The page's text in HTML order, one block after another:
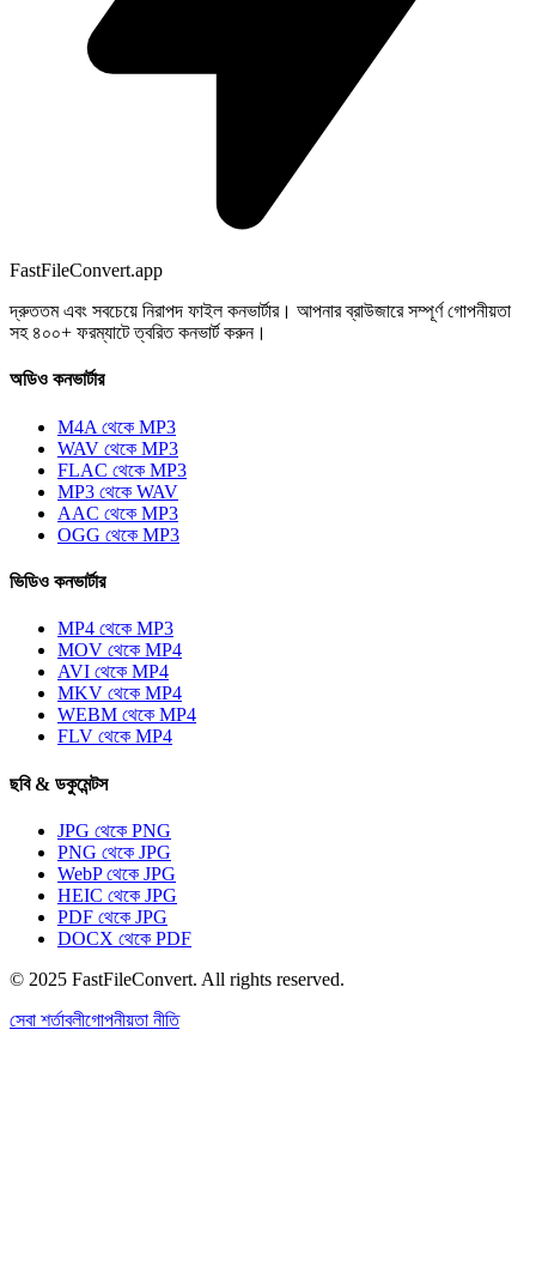
FastFileConvert.app
দ্রুততম এবং সবচেয়ে নিরাপদ ফাইল কনভার্টার। আপনার ব্রাউজারে সম্পূর্ণ গোপনীয়তা
সহ ৪০০+ ফরম্যাটে ত্বরিত কনভার্ট করুন।
অডিও কনভার্টার
M4A থেকে MP3
WAV থেকে MP3
FLAC থেকে MP3
MP3 থেকে WAV
AAC থেকে MP3
OGG থেকে MP3
ভিডিও কনভার্টার
MP4 থেকে MP3
MOV থেকে MP4
AVI থেকে MP4
MKV থেকে MP4
WEBM থেকে MP4
FLV থেকে MP4
ছবি & ডকুমেন্টস
JPG থেকে PNG
PNG থেকে JPG
WebP থেকে JPG
HEIC থেকে JPG
PDF থেকে JPG
DOCX থেকে PDF
© 2025 FastFileConvert. All rights reserved.
সেবা শর্তাবলীগোপনীয়তা নীতি